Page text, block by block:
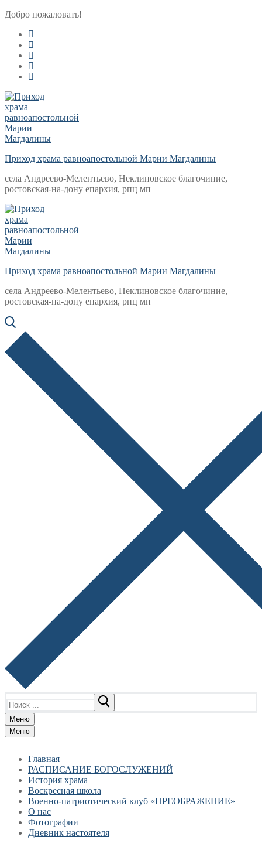
Перейти
содержимому
Меню
Закрыть
Добро пожаловать!
Приход храма равноапостольной Марии Магдалины
села Андреево-Мелентьево, Неклиновское благочиние,
ростовская-на-дону епархия, рпц мп
Приход храма равноапостольной Марии Магдалины
села Андреево-Мелентьево, Неклиновское благочиние,
ростовская-на-дону епархия, рпц мп
Меню
Меню
Главная
РАСПИСАНИЕ БОГОСЛУЖЕНИЙ
История храма
Воскресная школа
Военно-патриотический клуб «ПРЕОБРАЖЕНИЕ»
О нас
Фотографии
Дневник настоятеля